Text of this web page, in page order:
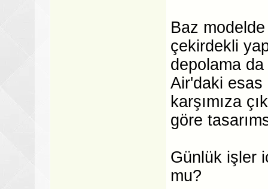
Baz
çekirdekli
depolama
Air'daki esas
karşımıza
göre
Günlük işler
mu?